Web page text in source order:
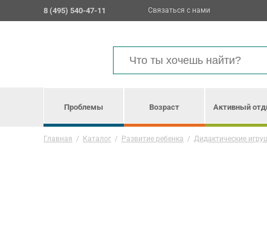
8 (495) 540-47-11 Связаться с нами
Проблемы Возраст Активный
Главная / Каталог / Развитие ребенка / Дидактические